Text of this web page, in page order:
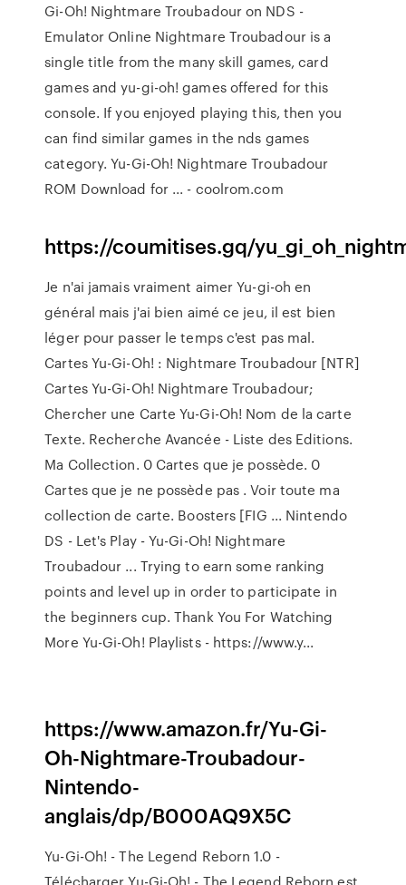
Gi-Oh! Nightmare Troubadour on NDS -
Emulator Online Nightmare Troubadour is a
single title from the many skill games, card
games and yu-gi-oh! games offered for this
console. If you enjoyed playing this, then you
can find similar games in the nds games
category. Yu-Gi-Oh! Nightmare Troubadour
ROM Download for ... - coolrom.com
https://coumitises.gq/
Je n'ai jamais vraiment aimer Yu-gi-oh en
général mais j'ai bien aimé ce jeu, il est bien
léger pour passer le temps c'est pas mal.
Cartes Yu-Gi-Oh! : Nightmare Troubadour [NTR]
Cartes Yu-Gi-Oh! Nightmare Troubadour;
Chercher une Carte Yu-Gi-Oh! Nom de la carte
Texte. Recherche Avancée - Liste des Editions.
Ma Collection. 0 Cartes que je possède. 0
Cartes que je ne possède pas . Voir toute ma
collection de carte. Boosters [FIG ... Nintendo
DS - Let's Play - Yu-Gi-Oh! Nightmare
Troubadour ... Trying to earn some ranking
points and level up in order to participate in
the beginners cup. Thank You For Watching
More Yu-Gi-Oh! Playlists - https://www.y...
https://www.amazon.fr/Yu-Gi-
Oh-Nightmare-Troubadour-
Nintendo-
anglais/dp/B000AQ9X5C
Yu-Gi-Oh! - The Legend Reborn 1.0 -
Télécharger Yu-Gi-Oh! - The Legend Reborn est